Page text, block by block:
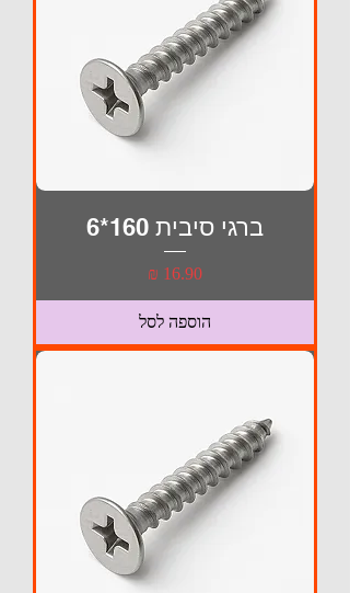
ברגי סיבית 160*6
מחיר
הוספה לסל